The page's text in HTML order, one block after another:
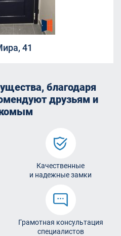
41
благодаря
друзьям и
Качественные
и надежные замки
Грамотная консультация
специалистов